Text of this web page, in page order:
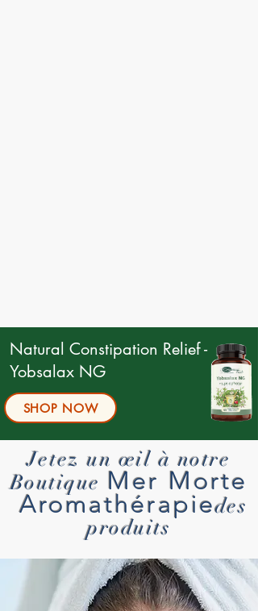
Natural Constipation Relief -
Yobsalax NG
SHOP NOW
Jetez un œil à notre
Boutique Mer Morte
Aromathérapiedes
produits